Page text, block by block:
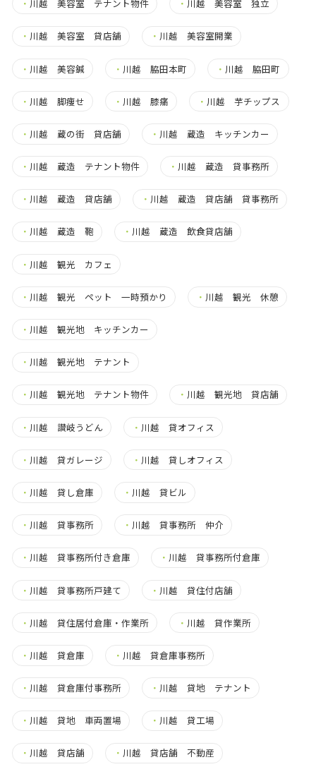
・ 川越 美容室 テナント物件 ・ 川越 美容室 独立
・ 川越 美容室 貸店舗 ・ 川越 美容室開業
・ 川越 美容鍼 ・ 川越 脇田本町 ・ 川越 脇田町
・ 川越 脚痩せ ・ 川越 膝痛 ・ 川越 芋チップス
・ 川越 蔵の街 貸店舗 ・ 川越 蔵造 キッチンカー
・ 川越 蔵造 テナント物件 ・ 川越 蔵造 貸事務所
・ 川越 蔵造 貸店舗 ・ 川越 蔵造 貸店舗 貸事務所
・ 川越 蔵造 鞄 ・ 川越 蔵造 飲食貸店舗
・ 川越 観光 カフェ
・ 川越 観光 ペット 一時預かり ・ 川越 観光 休憩
・ 川越 観光地 キッチンカー
・ 川越 観光地 テナント
・ 川越 観光地 テナント物件 ・ 川越 観光地 貸店舗
・ 川越 讃岐うどん ・ 川越 貸オフィス
・ 川越 貸ガレージ ・ 川越 貸しオフィス
・ 川越 貸し倉庫 ・ 川越 貸ビル
・ 川越 貸事務所 ・ 川越 貸事務所 仲介
・ 川越 貸事務所付き倉庫 ・ 川越 貸事務所付倉庫
・ 川越 貸事務所戸建て ・ 川越 貸住付店舗
・ 川越 貸住居付倉庫・作業所 ・ 川越 貸作業所
・ 川越 貸倉庫 ・ 川越 貸倉庫事務所
・ 川越 貸倉庫付事務所 ・ 川越 貸地 テナント
・ 川越 貸地 車両置場 ・ 川越 貸工場
・ 川越 貸店舗 ・ 川越 貸店舗 不動産